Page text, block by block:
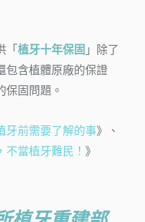
「植牙十年保固 」除了
包含植體原廠的保證
固問題。
牙前需要了解的事》、
當植牙難民！ 》